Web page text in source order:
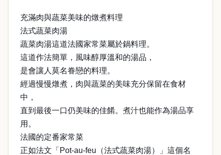
充滿肉與蔬菜美味的燉煮料理
法式蔬菜肉湯
蔬菜肉湯這道法國家常菜屬於鍋料理。
這道作法簡單，風味醇厚溫和的湯品，
是會讓人莫名眷戀的料理。
經過慢慢燉煮，肉與蔬菜的美味充分保留在食材
中，
直到最後一口仍美味的佳餚。煮汁也能作為湯品享
用。
法國的定番家常菜
正如法文「Pot-au-feu（法式蔬菜肉湯）」這個名